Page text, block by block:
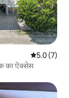
औसत रेटिंग 5
5.0 (7)
का ऐक्सेस